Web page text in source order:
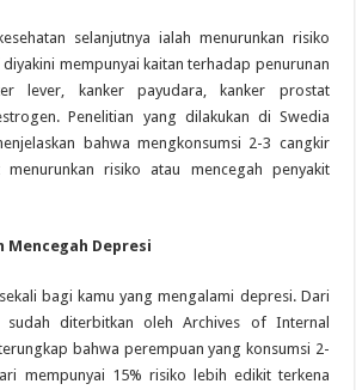
selanjutnya ialah menurunkan risiko
mempunyai kaitanterhadap penurunan
lever, kanker payudara, kanker prostat
Penelitian yang dilakukan di Swedia
bahwamengkonsumsi 2-3 cangkir
menurunkan risiko atau mencegah penyakit
Depresi
bagi kamu yang mengalami depresi. Dari
sudah diterbitkan oleh Archives of Internal
bahwa perempuan yang konsumsi 2-
mempunyai 15% risiko lebih edikit terkena